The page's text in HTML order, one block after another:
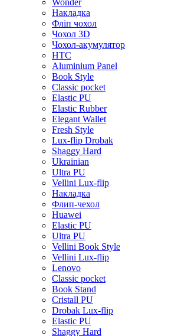
Wonder
Накладка
Фліп чохол
Чохол 3D
Чохол-акумулятор
HTC
Aluminium Panel
Book Style
Classic pocket
Elastic PU
Elastic Rubber
Elegant Wallet
Fresh Style
Lux-flip Drobak
Shaggy Hard
Ukrainian
Ultra PU
Vellini Lux-flip
Накладка
Флип-чехол
Huawei
Elastic PU
Ultra PU
Vellini Book Style
Vellini Lux-flip
Lenovo
Classic pocket
Book Stand
Cristall PU
Drobak Lux-flip
Elastic PU
Shaggy Hard